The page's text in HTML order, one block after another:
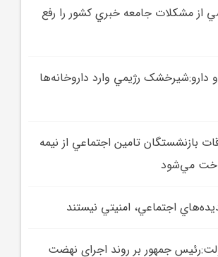
از مشکلات جامعه خبري کشور را رفع
دارو:شيرخشک رژيمي وارد داروخانه‌ها
بازنشستگان تامين اجتماعي از نيمه
مي‌شود
اجتماعي، امنيتي نيستند
جمهور بر روند اجراي نهضت